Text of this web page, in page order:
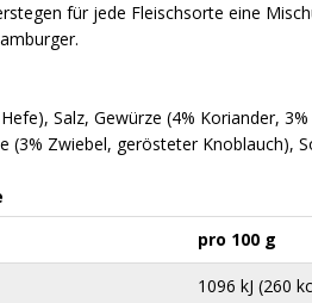
für jede Fleischsorte eine
Salz, Gewürze (4% Koriander,
(3% Zwiebel, gerösteter Knoblauch),
pro 100 g
1096 kJ (260